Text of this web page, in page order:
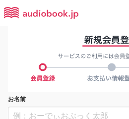
お名前